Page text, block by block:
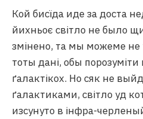
Кой бисїда иде за доста
йихньоє світло не было
змінено, та мы можеме не
тоты дані, обы
ґалактікох. Но сяк не
ґалактиками, світло уд
изсунуто в інфра-